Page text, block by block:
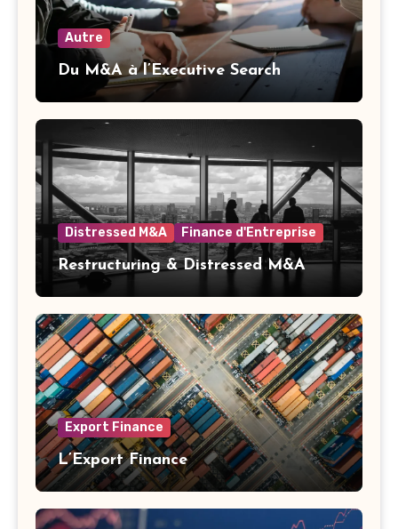
Autre
Du M&A à l’Executive Search
Distressed M&A Finance d'Entreprise
Restructuring & Distressed M&A
Export Finance
L’Export Finance